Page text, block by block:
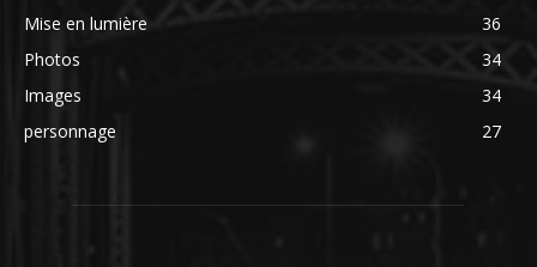
Mise en lumière
36
Photos
34
Images
34
personnage
27